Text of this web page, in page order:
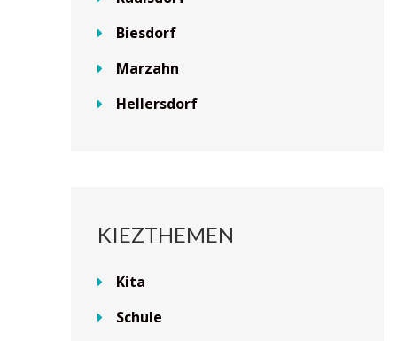
Biesdorf
Marzahn
Hellersdorf
KIEZTHEMEN
Kita
Schule